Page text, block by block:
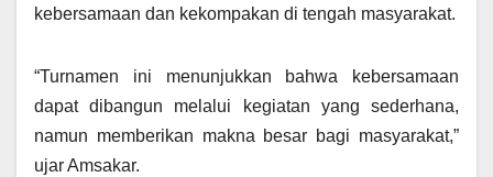
kebersamaan dan kekompakan di tengah masyarakat.
“Turnamen ini menunjukkan bahwa kebersamaan
dapat dibangun melalui kegiatan yang sederhana,
namun memberikan makna besar bagi masyarakat,”
ujar Amsakar.